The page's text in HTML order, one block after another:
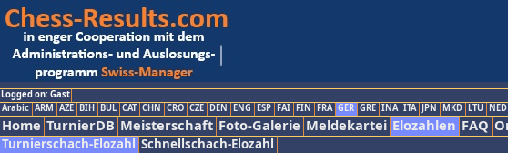
Logged on: Gast
Arabic ARM AZE BIH BUL CAT CHN CRO CZE DEN ENG ESP FAI FIN FRA GER GRE INA ITA JPN MKD LTU NED
Home TurnierDB Meisterschaft Foto-Galerie Meldekartei Elozahlen FAQ
Turnierschach-Elozahl Schnellschach-Elozahl